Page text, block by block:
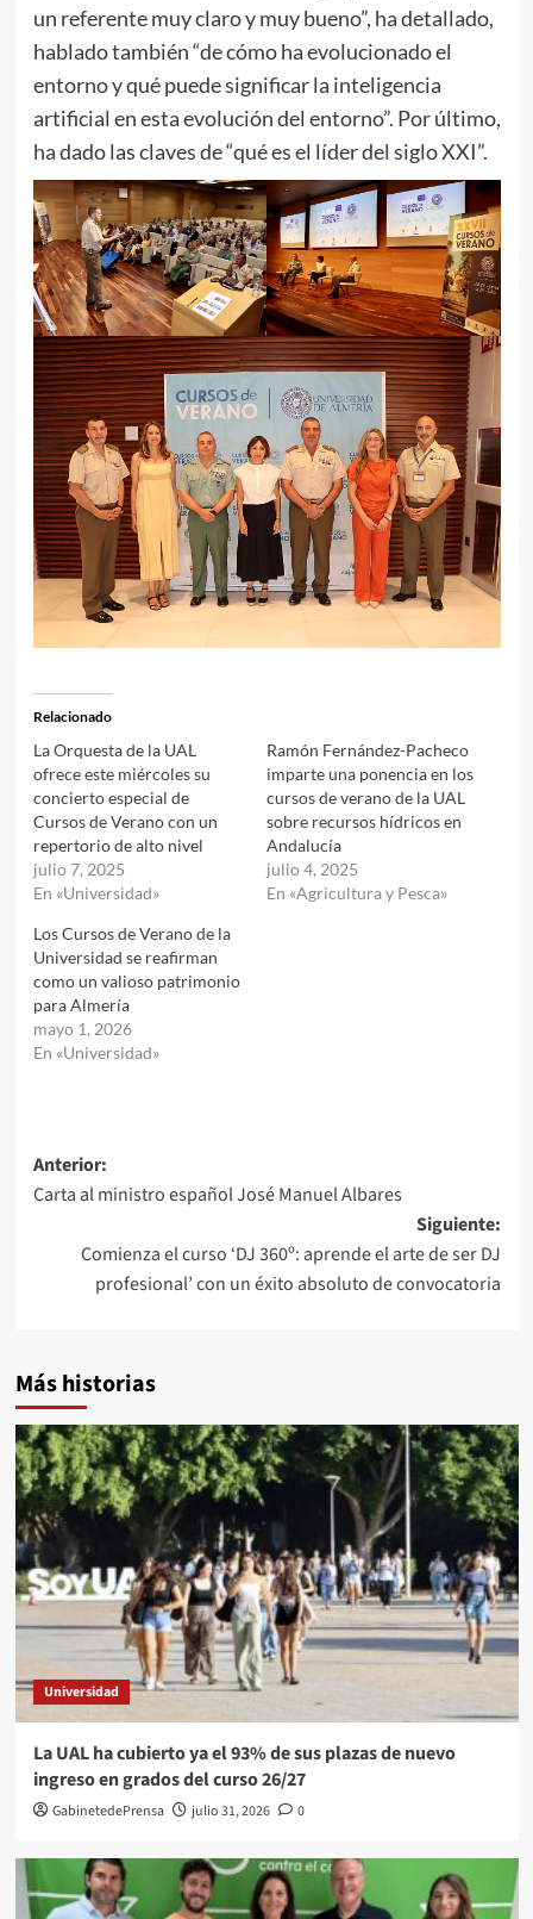
un referente muy claro y muy bueno”, ha detallado,
hablado también “de cómo ha evolucionado el
entorno y qué puede significar la inteligencia
artificial en esta evolución del entorno”. Por último,
ha dado las claves de “qué es el líder del siglo XXI”.
Relacionado
La Orquesta de la UAL
ofrece este miércoles su
concierto especial de
Cursos de Verano con un
repertorio de alto nivel
julio 7, 2025
En «Universidad»
Ramón Fernández-Pacheco
imparte una ponencia en los
cursos de verano de la UAL
sobre recursos hídricos en
Andalucía
julio 4, 2025
En «Agricultura y Pesca»
Los Cursos de Verano de la
Universidad se reafirman
como un valioso patrimonio
para Almería
mayo 1, 2026
En «Universidad»
Navegación
de
entradas
Anterior:
Carta al ministro español José Manuel Albares
Siguiente:
Comienza el curso ‘DJ 360º: aprende el arte de ser DJ
profesional’ con un éxito absoluto de convocatoria
Más historias
Universidad
La UAL ha cubierto ya el 93% de sus plazas de nuevo
ingreso en grados del curso 26/27
GabinetedePrensa julio 31, 2026 0